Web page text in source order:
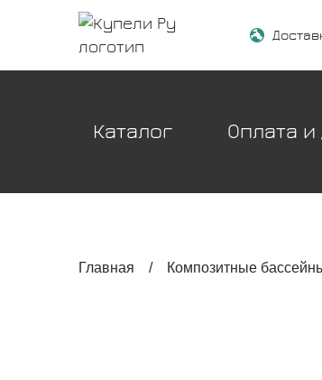
Каталог Оплата и
Главная / Композитные